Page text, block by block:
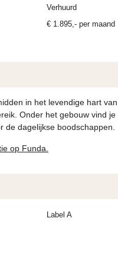
verhuurd
€ 1.895,- per maand
in het levendige hart
Onder het gebouw vind
de dagelijkse boodschappen.
op Funda.
Label A